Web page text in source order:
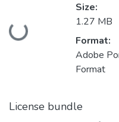
Loading...
Size:
1.27 MB
Format:
Adobe
Format
License bundle